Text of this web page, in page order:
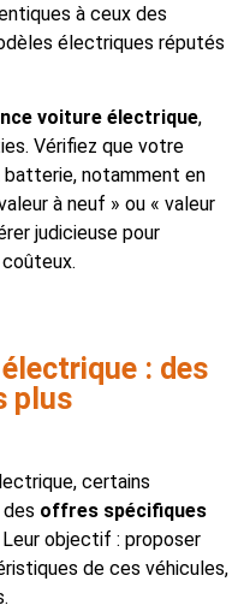
à ceux des
électriques réputés
voiture électrique,
Vérifiez que votre
notamment en
à neuf » ou « valeur
judicieuse pour
: des
plus
certains
offres spécifiques
Leur objectif : proposer
de ces véhicules,